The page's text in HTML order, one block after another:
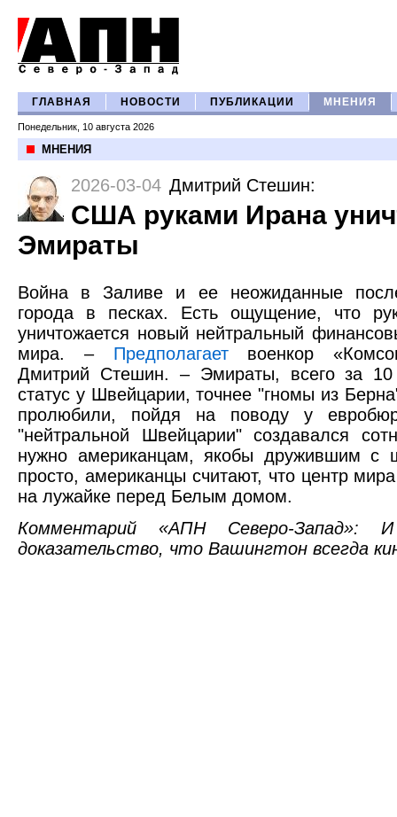
ГЛАВНАЯ НОВОСТИ ПУБЛИКАЦИИ МНЕНИЯ
Понедельник, 10 августа 2026
МНЕНИЯ
2026-03-04 Дмитрий Стешин:
США руками Ирана
Эмираты
Война в Заливе и ее неожиданные
города в песках. Есть ощущение, что
уничтожается новый нейтральный
мира. – Предполагаетвоенкор
Дмитрий Стешин. – Эмираты, всего за 10
статус у Швейцарии, точнее "гномы из
пролюбили, пойдя на поводу у
"нейтральной Швейцарии" создавался
нужно американцам, якобы дружившим с
просто, американцы считают, что центр
на лужайке перед Белым домом.
Комментарий «АПН Северо-
доказательство, что Вашингтон всегда